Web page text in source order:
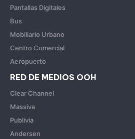
Pantallas Digitales
Bus
Mobiliario Urbano
Centro Comercial
Aeropuerto
RED DE MEDIOS OOH
Clear Channel
Massiva
Publivia
Andersen